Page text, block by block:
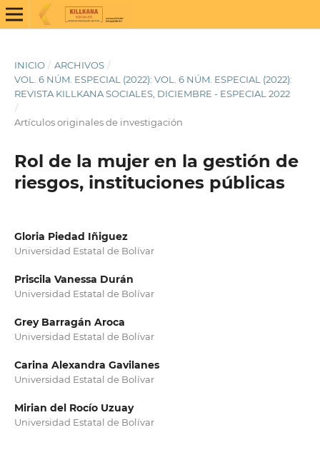
INICIO / ARCHIVOS /
VOL. 6 NÚM. ESPECIAL (2022): VOL. 6 NÚM. ESPECIAL (2022):
REVISTA KILLKANA SOCIALES, DICIEMBRE - ESPECIAL 2022
/
Artículos originales de investigación
Rol de la mujer en la gestión de
riesgos, instituciones públicas
Gloria Piedad Iñiguez
Universidad Estatal de Bolívar
Priscila Vanessa Durán
Universidad Estatal de Bolívar
Grey Barragán Aroca
Universidad Estatal de Bolívar
Carina Alexandra Gavilanes
Universidad Estatal de Bolívar
Mirian del Rocío Uzuay
Universidad Estatal de Bolívar